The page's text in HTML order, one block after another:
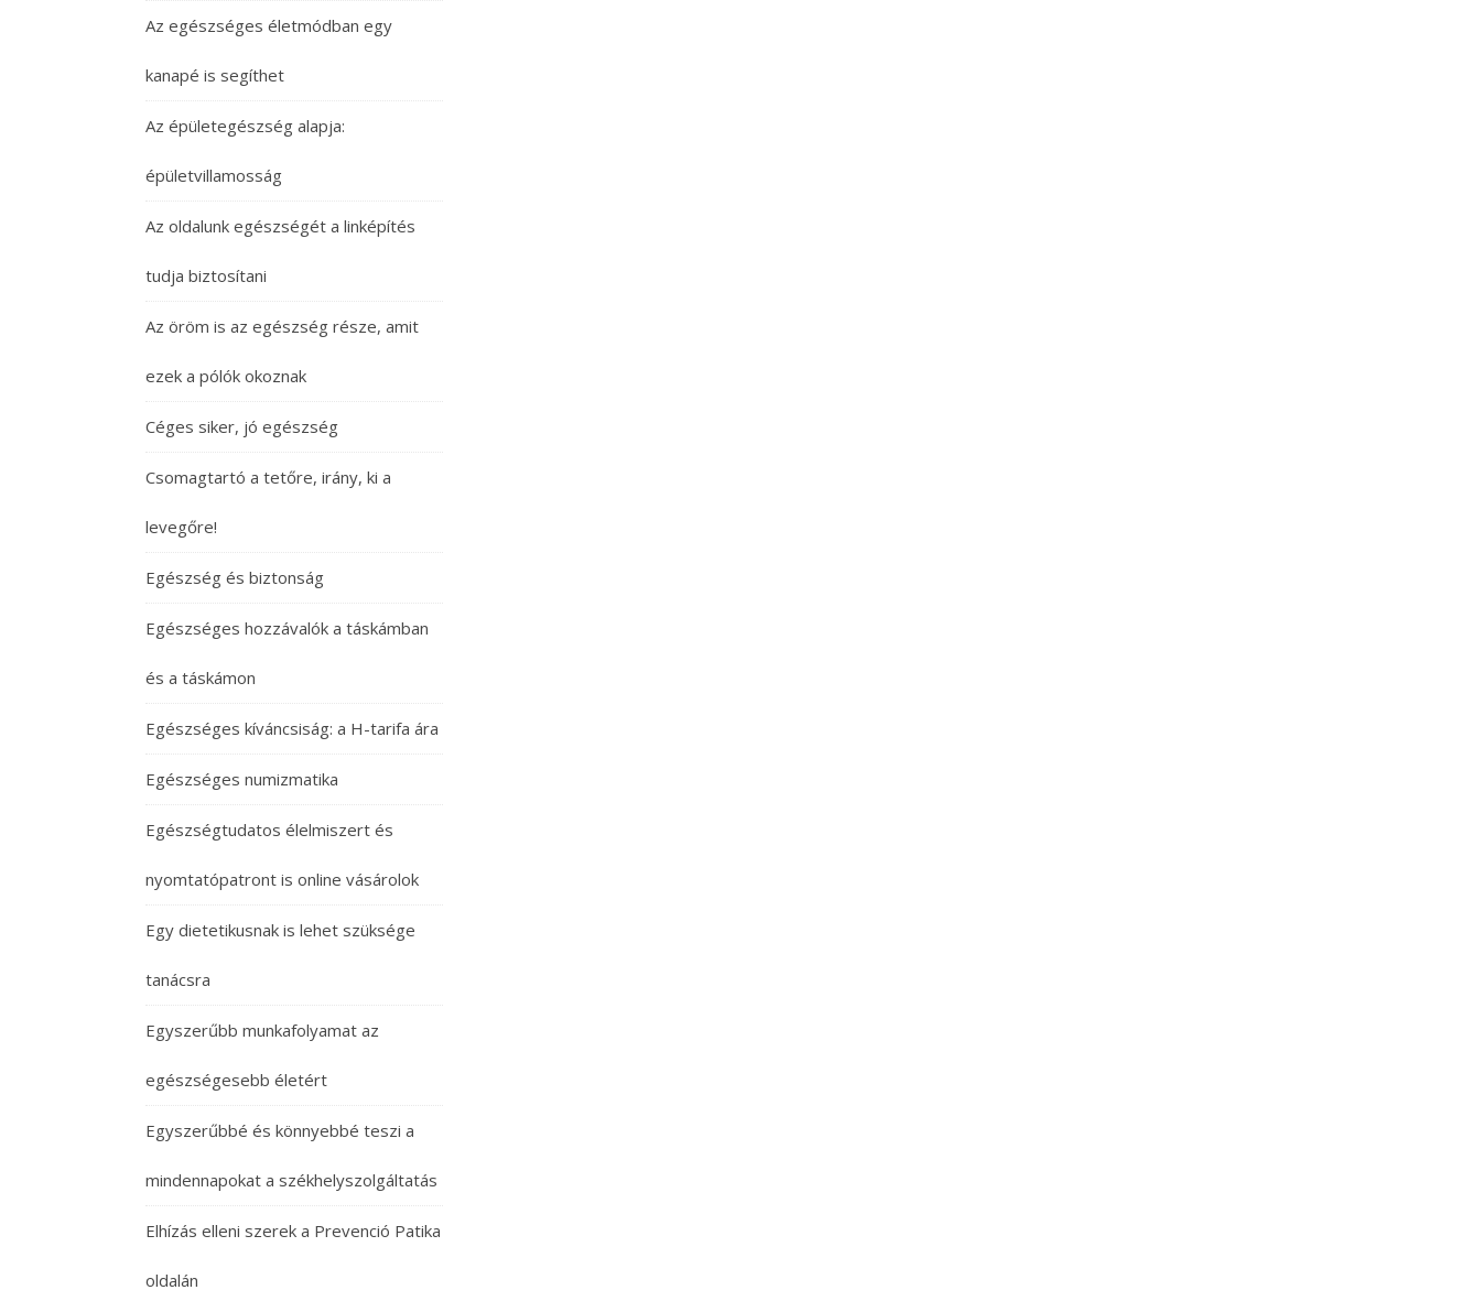
Az egészséges életmódban egy
kanapé is segíthet
Az épületegészség alapja:
épületvillamosság
Az oldalunk egészségét a linképítés
tudja biztosítani
Az öröm is az egészség része, amit
ezek a pólók okoznak
Céges siker, jó egészség
Csomagtartó a tetőre, irány, ki a
levegőre!
Egészség és biztonság
Egészséges hozzávalók a táskámban
és a táskámon
Egészséges kíváncsiság: a H-tarifa ára
Egészséges numizmatika
Egészségtudatos élelmiszert és
nyomtatópatront is online vásárolok
Egy dietetikusnak is lehet szüksége
tanácsra
Egyszerűbb munkafolyamat az
egészségesebb életért
Egyszerűbbé és könnyebbé teszi a
mindennapokat a székhelyszolgáltatás
Elhízás elleni szerek a Prevenció Patika
oldalán